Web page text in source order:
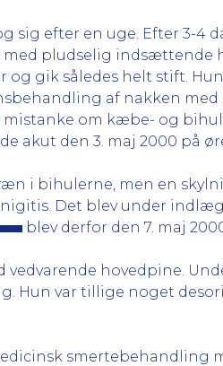
sig efter en uge. Efter 3-4
pludselig
gik således helt stift.
af nakken med
om kæbe- og
akut den 3. maj 2000 på
i bihulerne, men en
Det blev under
blev derfor den 7. maj
hovedpine.
Hun var tillige noget
smertebehandling